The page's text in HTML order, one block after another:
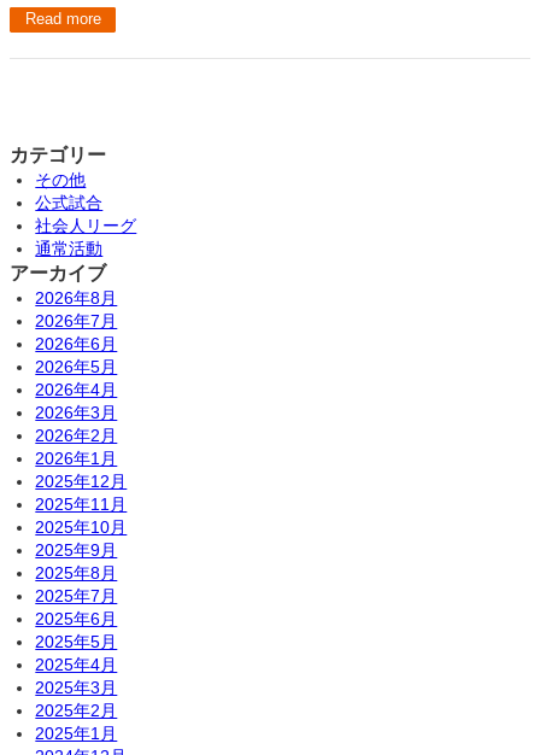
Read more
カテゴリー
その他
公式試合
社会人リーグ
通常活動
アーカイブ
2026年8月
2026年7月
2026年6月
2026年5月
2026年4月
2026年3月
2026年2月
2026年1月
2025年12月
2025年11月
2025年10月
2025年9月
2025年8月
2025年7月
2025年6月
2025年5月
2025年4月
2025年3月
2025年2月
2025年1月